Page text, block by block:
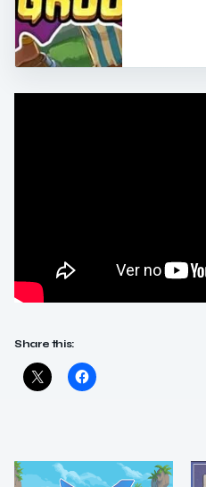
Share this: